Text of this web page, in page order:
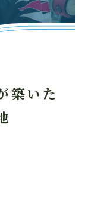
築いた